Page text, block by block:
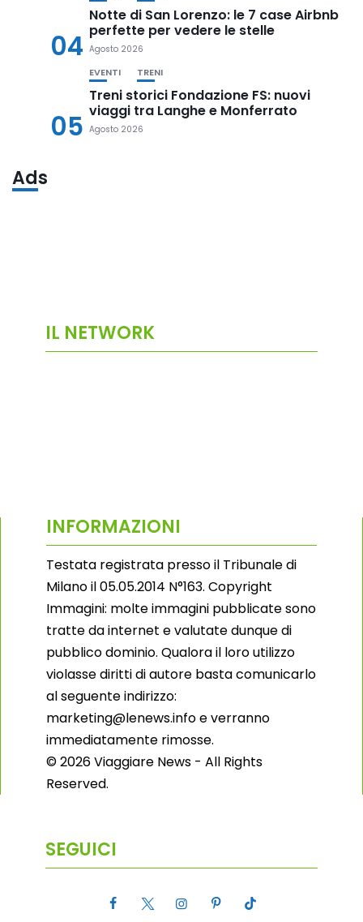
04
Notte di San Lorenzo: le 7 case Airbnb
perfette per vedere le stelle
Agosto 2026
05
EVENTI TRENI
Treni storici Fondazione FS: nuovi
viaggi tra Langhe e Monferrato
Agosto 2026
Ads
IL NETWORK
INFORMAZIONI
Testata registrata presso il Tribunale di
Milano il 05.05.2014 N°163. Copyright
Immagini: molte immagini pubblicate sono
tratte da internet e valutate dunque di
pubblico dominio. Qualora il loro utilizzo
violasse diritti di autore basta comunicarlo
al seguente indirizzo:
marketing@lenews.info e verranno
immediatamente rimosse.
© 2026 Viaggiare News - All Rights
Reserved.
SEGUICI